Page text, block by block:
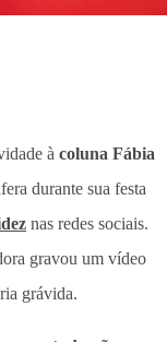
à coluna Fábia
durante sua festa
nas redes sociais.
gravou um vídeo
grávida.